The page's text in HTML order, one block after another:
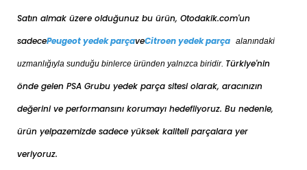
Satın almak üzere olduğunuz bu ürün, Otodakik.com'un
sadecePeugeot yedek parçaveCitroen yedek parça alanındaki
uzmanlığıyla sunduğu binlerce üründen yalnızca biridir. Türkiye'nin
önde gelen PSA Grubu yedek parça sitesi olarak, aracınızın
değerini ve performansını korumayı hedefliyoruz. Bu nedenle,
ürün yelpazemizde sadece yüksek kaliteli parçalara yer
veriyoruz.